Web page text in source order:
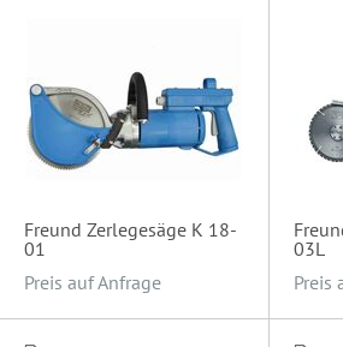
Freund Zerlegesäge K 18-
01
Preis auf Anfrage
03L
Preis